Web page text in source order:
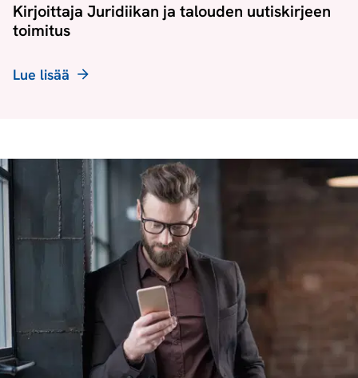
Kirjoittaja Juridiikan ja talouden uutiskirjeen
toimitus
Lue lisää